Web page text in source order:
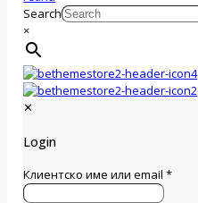
Search
×
✕
Login
Клиентско име или email*